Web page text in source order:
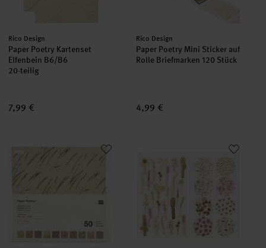
Hersteller:
Rico Design
Paper Poetry Kartenset
Elfenbein B6/B6
20-teilig
7,99 €
Hersteller:
Rico Design
Paper Poetry Mini Sticker auf
Rolle Briefmarken 120 Stück
4,99 €
neu
Paper Poetry Origami In the Meadow 100 BlattPaper Poetry Washi Sticker In